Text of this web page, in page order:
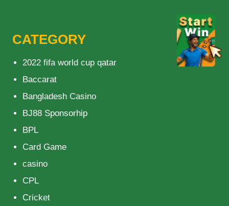
CATEGORY
2022 fifa world cup qatar
Baccarat
Bangladesh Casino
BJ88 Sponsorhip
BPL
Card Game
casino
CPL
Cricket